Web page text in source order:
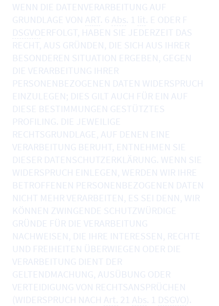
WENN DIE DATENVERARBEITUNG AUF
GRUNDLAGE VON ART. 6 Abs. 1 lit. E ODER F
DSGVOERFOLGT, HABEN SIE JEDERZEIT DAS
RECHT, AUS GRÜNDEN, DIE SICH AUS IHRER
BESONDEREN SITUATION ERGEBEN, GEGEN
DIE VERARBEITUNG IHRER
PERSONENBEZOGENEN DATEN WIDERSPRUCH
EINZULEGEN; DIES GILT AUCH FÜR EIN AUF
DIESE BESTIMMUNGEN GESTÜTZTES
PROFILING. DIE JEWEILIGE
RECHTSGRUNDLAGE, AUF DENEN EINE
VERARBEITUNG BERUHT, ENTNEHMEN SIE
DIESER DATENSCHUTZERKLÄRUNG. WENN SIE
WIDERSPRUCH EINLEGEN, WERDEN WIR IHRE
BETROFFENEN PERSONENBEZOGENEN DATEN
NICHT MEHR VERARBEITEN, ES SEI DENN, WIR
KÖNNEN ZWINGENDE SCHUTZWÜRDIGE
GRÜNDE FÜR DIE VERARBEITUNG
NACHWEISEN, DIE IHRE INTERESSEN, RECHTE
UND FREIHEITEN ÜBERWIEGEN ODER DIE
VERARBEITUNG DIENT DER
GELTENDMACHUNG, AUSÜBUNG ODER
VERTEIDIGUNG VON RECHTSANSPRÜCHEN
(WIDERSPRUCH NACH Art. 21 Abs. 1 DSGVO).